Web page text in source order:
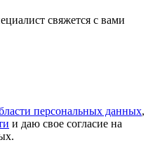
свяжется с вами
персональных данных,
и даю свое согласие на